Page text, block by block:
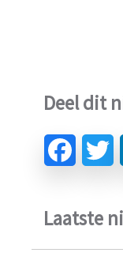
Deel dit
Laatste